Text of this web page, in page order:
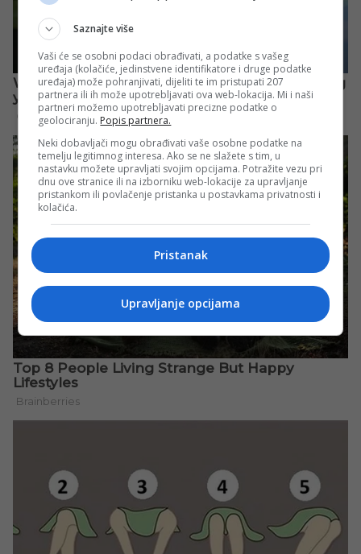
Saznajte više
Vaši će se osobni podaci obrađivati, a podatke s vašeg
uređaja (kolačiće, jedinstvene identifikatore i druge podatke
uređaja) može pohranjivati, dijeliti te im pristupati 207
partnera ili ih može upotrebljavati ova web-lokacija. Mi i naši
partneri možemo upotrebljavati precizne podatke o
geolociranju. Popis partnera.
Neki dobavljači mogu obrađivati vaše osobne podatke na
temelju legitimnog interesa. Ako se ne slažete s tim, u
nastavku možete upravljati svojim opcijama. Potražite vezu pri
dnu ove stranice ili na izborniku web-lokacije za upravljanje
pristankom ili povlačenje pristanka u postavkama privatnosti i
kolačića.
Pristanak
Upravljanje opcijama